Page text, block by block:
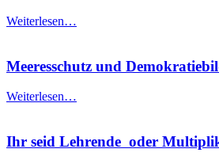
Weiterlesen…
Meeresschutz und
Weiterlesen…
Ihr seid Lehrende oder